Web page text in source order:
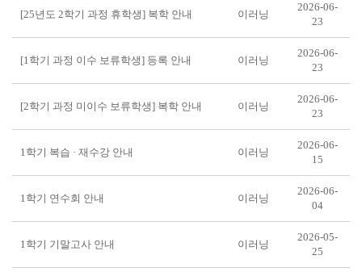
[25년도 2학기 과정 휴학생] 복학 안내 이러닝
2026-06-
23
[1학기 과정 이수 보류학생] 등록 안내 이러닝
2026-06-
23
[2학기 과정 미이수 보류학생] 복학 안내 이러닝
2026-06-
23
1학기 복습 · 재수강 안내 이러닝
2026-06-
15
1학기 연수회 안내 이러닝
2026-06-
04
1학기 기말고사 안내 이러닝
2026-05-
25